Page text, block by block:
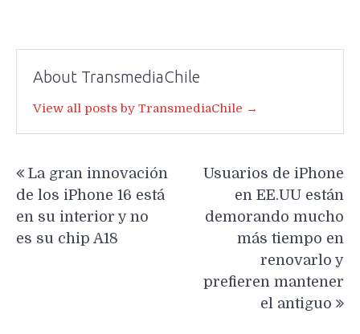
About TransmediaChile
View all posts by TransmediaChile →
de
entradas
La gran innovación
de los iPhone 16 está
en su interior y no
es su chip A18
Usuarios de iPhone
en EE.UU están
demorando mucho
más tiempo en
renovarlo y
prefieren mantener
el antiguo